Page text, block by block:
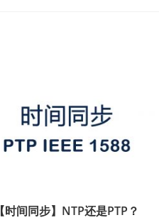
【时间同步】NTP还是PTP？